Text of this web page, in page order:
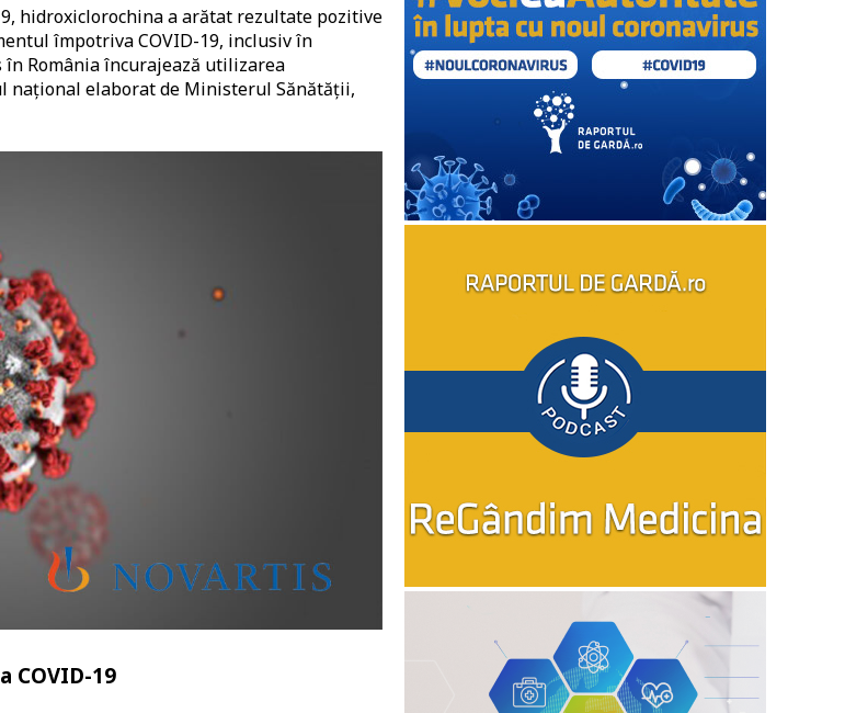
hidroxiclorochina a arătat rezultate pozitive
împotriva COVID-19, inclusiv în
România încurajează utilizarea
elaborat de Ministerul Sănătății,
COVID-19